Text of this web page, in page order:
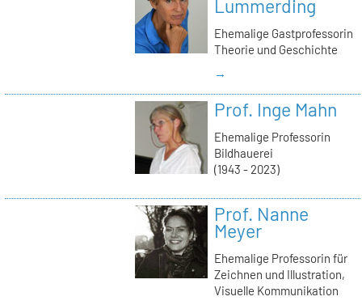
Lummerding
Ehemalige Gastprofessorin
Theorie und Geschichte
→
Prof. Inge Mahn
Ehemalige Professorin
Bildhauerei
(1943 - 2023)
Prof. Nanne
Meyer
Ehemalige Professorin für
Zeichnen und Illustration,
Visuelle Kommunikation